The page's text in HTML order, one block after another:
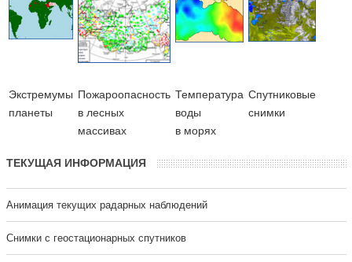
Экстремумы
планеты
Пожароопасность
в лесных
массивах
Температура
воды
в морях
Cпутниковые
снимки
ТЕКУЩАЯ ИНФОРМАЦИЯ
Анимация текущих радарных наблюдений
Cнимки с геостационарных спутников